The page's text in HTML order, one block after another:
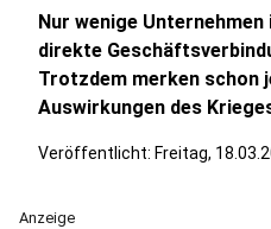
Nur wenige
direkte
Trotzdem merken schon
Auswirkungen des
Veröffentlicht: Freitag,
Anzeige